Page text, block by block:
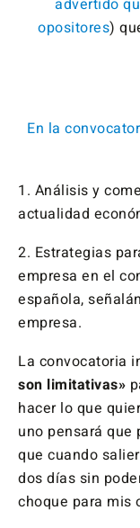
opositores)
En la
1. Análisis y
actualidad
2. Estrategias
empresa en el
española,
empresa.
La convocatoria
son limitativas»
hacer lo que
uno pensará que
que cuando
dos días sin
choque para mis